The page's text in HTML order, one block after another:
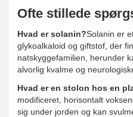
Ofte stillede
Hvad er solanin?Solanin er
glykoalkaloid og giftstof, der
natskyggefamilien, herunder
alvorlig kvalme og
Hvad er en stolon hos en
modificeret, horisontalt
sig under jorden og kan